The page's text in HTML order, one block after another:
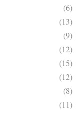
(6)
(13)
(9)
(12)
(15)
(12)
(8)
(11)